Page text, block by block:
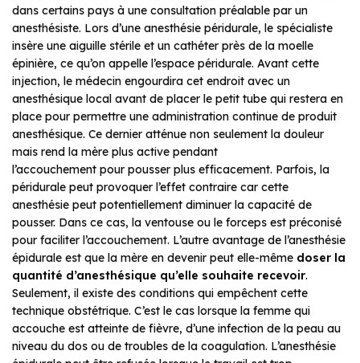
dans certains pays à une consultation préalable par un
anesthésiste. Lors d’une anesthésie péridurale, le spécialiste
insère une aiguille stérile et un cathéter près de la moelle
épinière, ce qu’on appelle l’espace péridurale. Avant cette
injection, le médecin engourdira cet endroit avec un
anesthésique local avant de placer le petit tube qui restera en
place pour permettre une administration continue de produit
anesthésique. Ce dernier atténue non seulement la douleur
mais rend la mère plus active pendant
l’accouchement pour pousser plus efficacement. Parfois, la
péridurale peut provoquer l’effet contraire car cette
anesthésie peut potentiellement diminuer la capacité de
pousser. Dans ce cas, la ventouse ou le forceps est préconisé
pour faciliter l’accouchement. L’autre avantage de l’anesthésie
épidurale est que la mère en devenir peut elle-même doser la
quantité d’anesthésique qu’elle souhaite recevoir.
Seulement, il existe des conditions qui empêchent cette
technique obstétrique. C’est le cas lorsque la femme qui
accouche est atteinte de fièvre, d’une infection de la peau au
niveau du dos ou de troubles de la coagulation. L’anesthésie